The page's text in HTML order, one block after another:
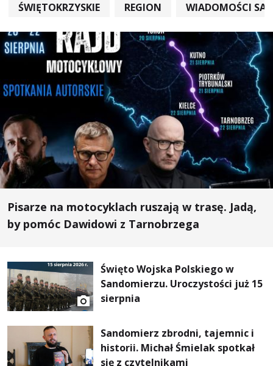
ŚWIĘTOKRZYSKIE REGION WIADOMOŚCI
Pisarze na motocyklach ruszają w trasę. Jadą,
by pomóc Dawidowi z Tarnobrzega
Święto Wojska Polskiego w
Sandomierzu. Uroczystości już 15
sierpnia
Sandomierz zbrodni, tajemnic i
historii. Michał Śmielak spotkał
się z czytelnikami